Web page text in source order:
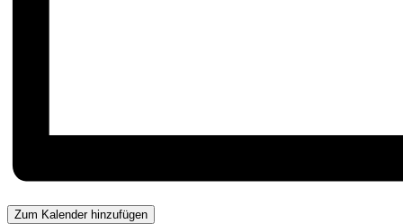
Zum Kalender hinzufügen